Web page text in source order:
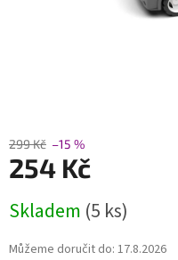
299 Kč –15 %
254 Kč
cena:
Skladem (5 ks)
Můžeme doručit do: 17.8.2026